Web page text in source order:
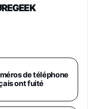
Ultra, Smartphone
512 Go,
25W Inclus,
Noir, Version FR
de téléphone
ont fuité